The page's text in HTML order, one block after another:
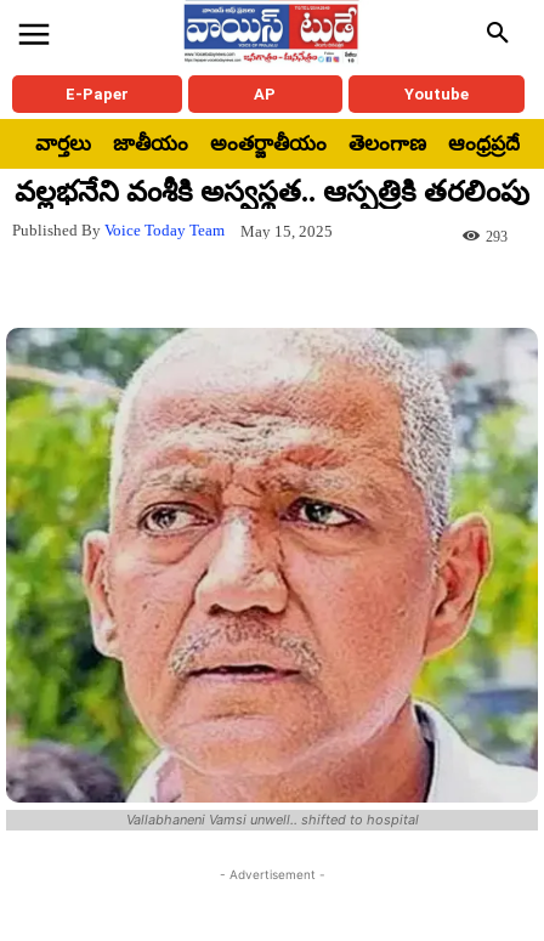
E-Paper AP Youtube
వార్తలు జాతీయం అంతర్జాతీయం తెలంగాణ ఆంధ్రప్రదేశ్
వల్లభనేని వంశీకి అస్వస్థత.. ఆస్పత్రికి తరలింపు
Published By Voice Today Team May 15, 2025 293
Vallabhaneni Vamsi unwell.. shifted to hospital
- Advertisement -